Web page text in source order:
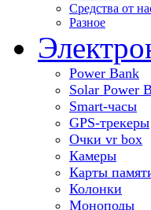
Средства от
Разное
Power Bank
Solar Power
Smart-часы
GPS-трекеры
Очки vr box
Камеры
Карты
Колонки
Моноподы